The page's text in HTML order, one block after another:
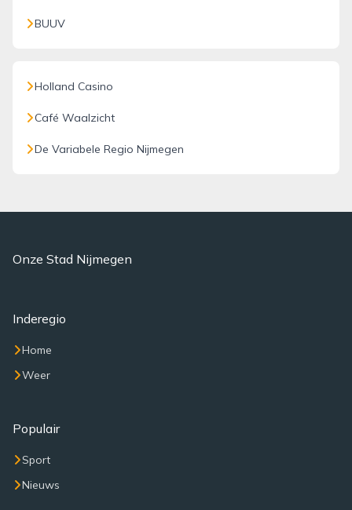
BUUV
Holland Casino
Café Waalzicht
De Variabele Regio Nijmegen
Onze Stad Nijmegen
Inderegio
Home
Weer
Populair
Sport
Nieuws